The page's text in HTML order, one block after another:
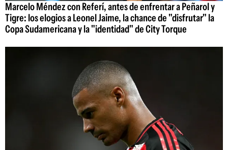
Marcelo Méndez con Referí, antes de enfrentar a Peñarol y
Tigre: los elogios a Leonel Jaime, la chance de "disfrutar" la
Copa Sudamericana y la "identidad" de City Torque